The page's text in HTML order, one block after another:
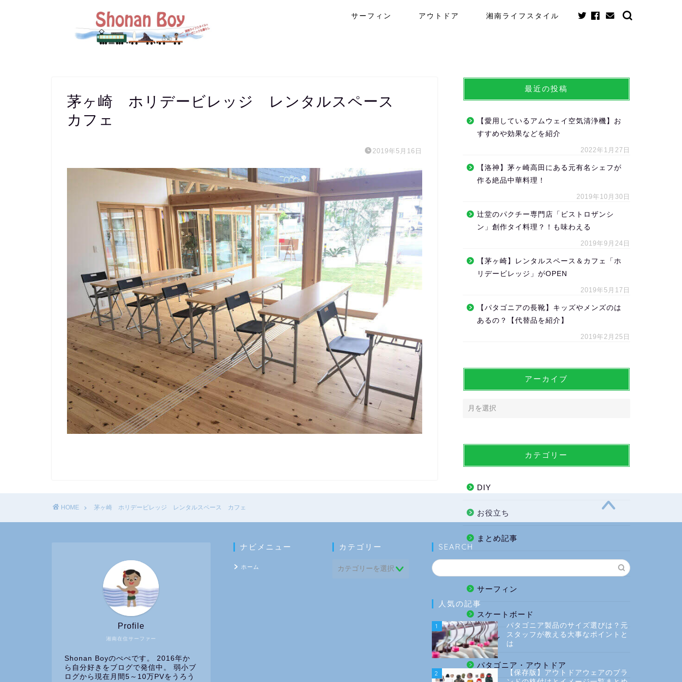
サーフィン アウトドア 湘南ライフスタイル
茅ヶ崎 ホリデービレッジ レンタルスペース
カフェ
2019年5月16日
最近の投稿
【愛用しているアムウェイ空気清浄機】お
すすめや効果などを紹介
2022年1月27日
【洛神】茅ヶ崎高田にある元有名シェフが
作る絶品中華料理！
2019年10月30日
辻堂のパクチー専門店「ビストロザンシ
ン」創作タイ料理？！も味わえる
2019年9月24日
【茅ヶ崎】レンタルスペース＆カフェ「ホ
リデービレッジ」がOPEN
2019年5月17日
【パタゴニアの長靴】キッズやメンズのは
あるの？【代替品を紹介】
2019年2月25日
アーカイブ
カテゴリー
DIY
お役立ち
まとめ記事
サーフィン
スケートボード
ハワイ
パタゴニア・アウトドア
HOME 茅ヶ崎 ホリデービレッジ レンタルスペース カフェ
湘南在住サーファー
Profile
Shonan Boyのぺぺです。 2016年か
ら自分好きをブログで発信中。 弱小ブ
ログから現在月間5～10万PVをうろう
ナビメニュー
ホーム
カテゴリー SEARCH
人気の記事
1
パタゴニア製品のサイズ選びは？元
スタッフが教える大事なポイントと
は
2
【保存版】アウトドアウェアのブラ